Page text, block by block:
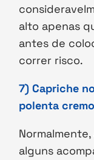
alto apenas
antes de
correr risco.
7) Capriche
polenta
alguns